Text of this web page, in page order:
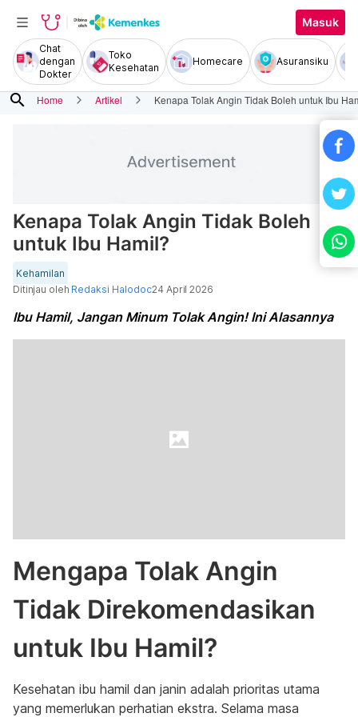
Masuk
Chat
dengan
Dokter
Toko
Kesehatan
Homecare Asuransiku
search Home Artikel Kenapa Tolak Angin Tidak Boleh untuk Ibu
Kenapa Tolak Angin Tidak Boleh
untuk Ibu Hamil?
Kehamilan
Ditinjau oleh Redaksi Halodoc24 April 2026
Ibu Hamil, Jangan Minum Tolak Angin! Ini Alasannya
Mengapa Tolak Angin
Tidak Direkomendasikan
untuk Ibu Hamil?
Kesehatan ibu hamil dan janin adalah prioritas utama
yang memerlukan perhatian ekstra. Selama masa